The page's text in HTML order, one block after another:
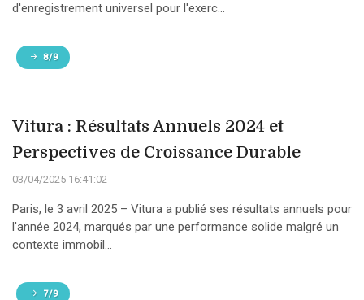
d'enregistrement universel pour l'exerc...
8/9
Vitura : Résultats Annuels 2024 et
Perspectives de Croissance Durable
03/04/2025 16:41:02
Paris, le 3 avril 2025 – Vitura a publié ses résultats annuels pour
l'année 2024, marqués par une performance solide malgré un
contexte immobil...
7/9